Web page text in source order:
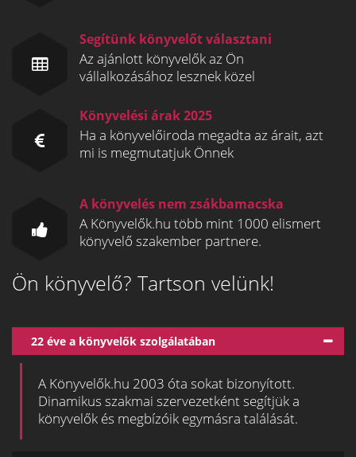
Segítünk könyvelőt választani
Az ajánlott könyvelők az Ön
vállalkozásához lesznek közel
Könyvelési árak 2025
Ha a könyvelőiroda megadta az árait, azt
mi is megmutatjuk Önnek
A könyvelés nem zsákbamacska
A Könyvelők.hu több mint 1000 elismert
könyvelő szakember partnere.
Ön könyvelő? Tartson velünk!
22 éve a könyvelők szolgálatában
A Könyvelők.hu 2003 óta sokat bizonyított.
Dinamikus szakmai szervezetként segítjük a
könyvelők és megbízóik egymásra találását.